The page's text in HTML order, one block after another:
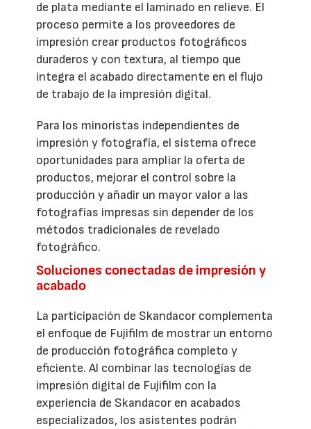
de plata mediante el laminado en relieve. El
proceso permite a los proveedores de
impresión crear productos fotográficos
duraderos y con textura, al tiempo que
integra el acabado directamente en el flujo
de trabajo de la impresión digital.
Para los minoristas independientes de
impresión y fotografía, el sistema ofrece
oportunidades para ampliar la oferta de
productos, mejorar el control sobre la
producción y añadir un mayor valor a las
fotografías impresas sin depender de los
métodos tradicionales de revelado
fotográfico.
Soluciones conectadas de impresión y
acabado
La participación de Skandacor complementa
el enfoque de Fujifilm de mostrar un entorno
de producción fotográfica completo y
eficiente. Al combinar las tecnologías de
impresión digital de Fujifilm con la
experiencia de Skandacor en acabados
especializados, los asistentes podrán